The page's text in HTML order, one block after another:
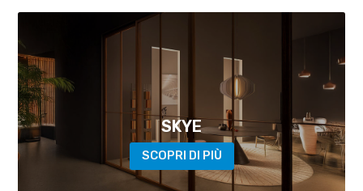
SKYE
SCOPRI DI PIÙ